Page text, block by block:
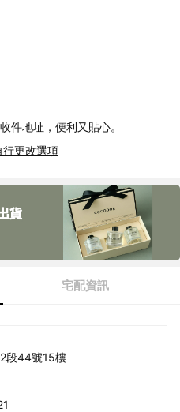
件地址，便利又貼心。
行更改選項
宅配資訊
段44號15樓